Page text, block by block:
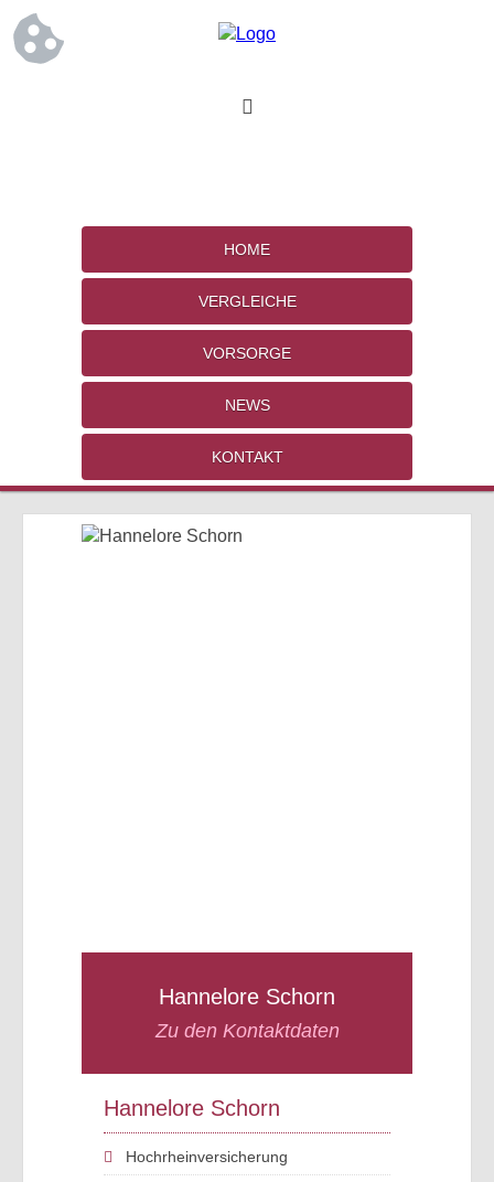
HOME
VERGLEICHE
VORSORGE
NEWS
KONTAKT
Hannelore Schorn
Zu den Kontaktdaten
Hannelore Schorn
Hochrheinversicherung